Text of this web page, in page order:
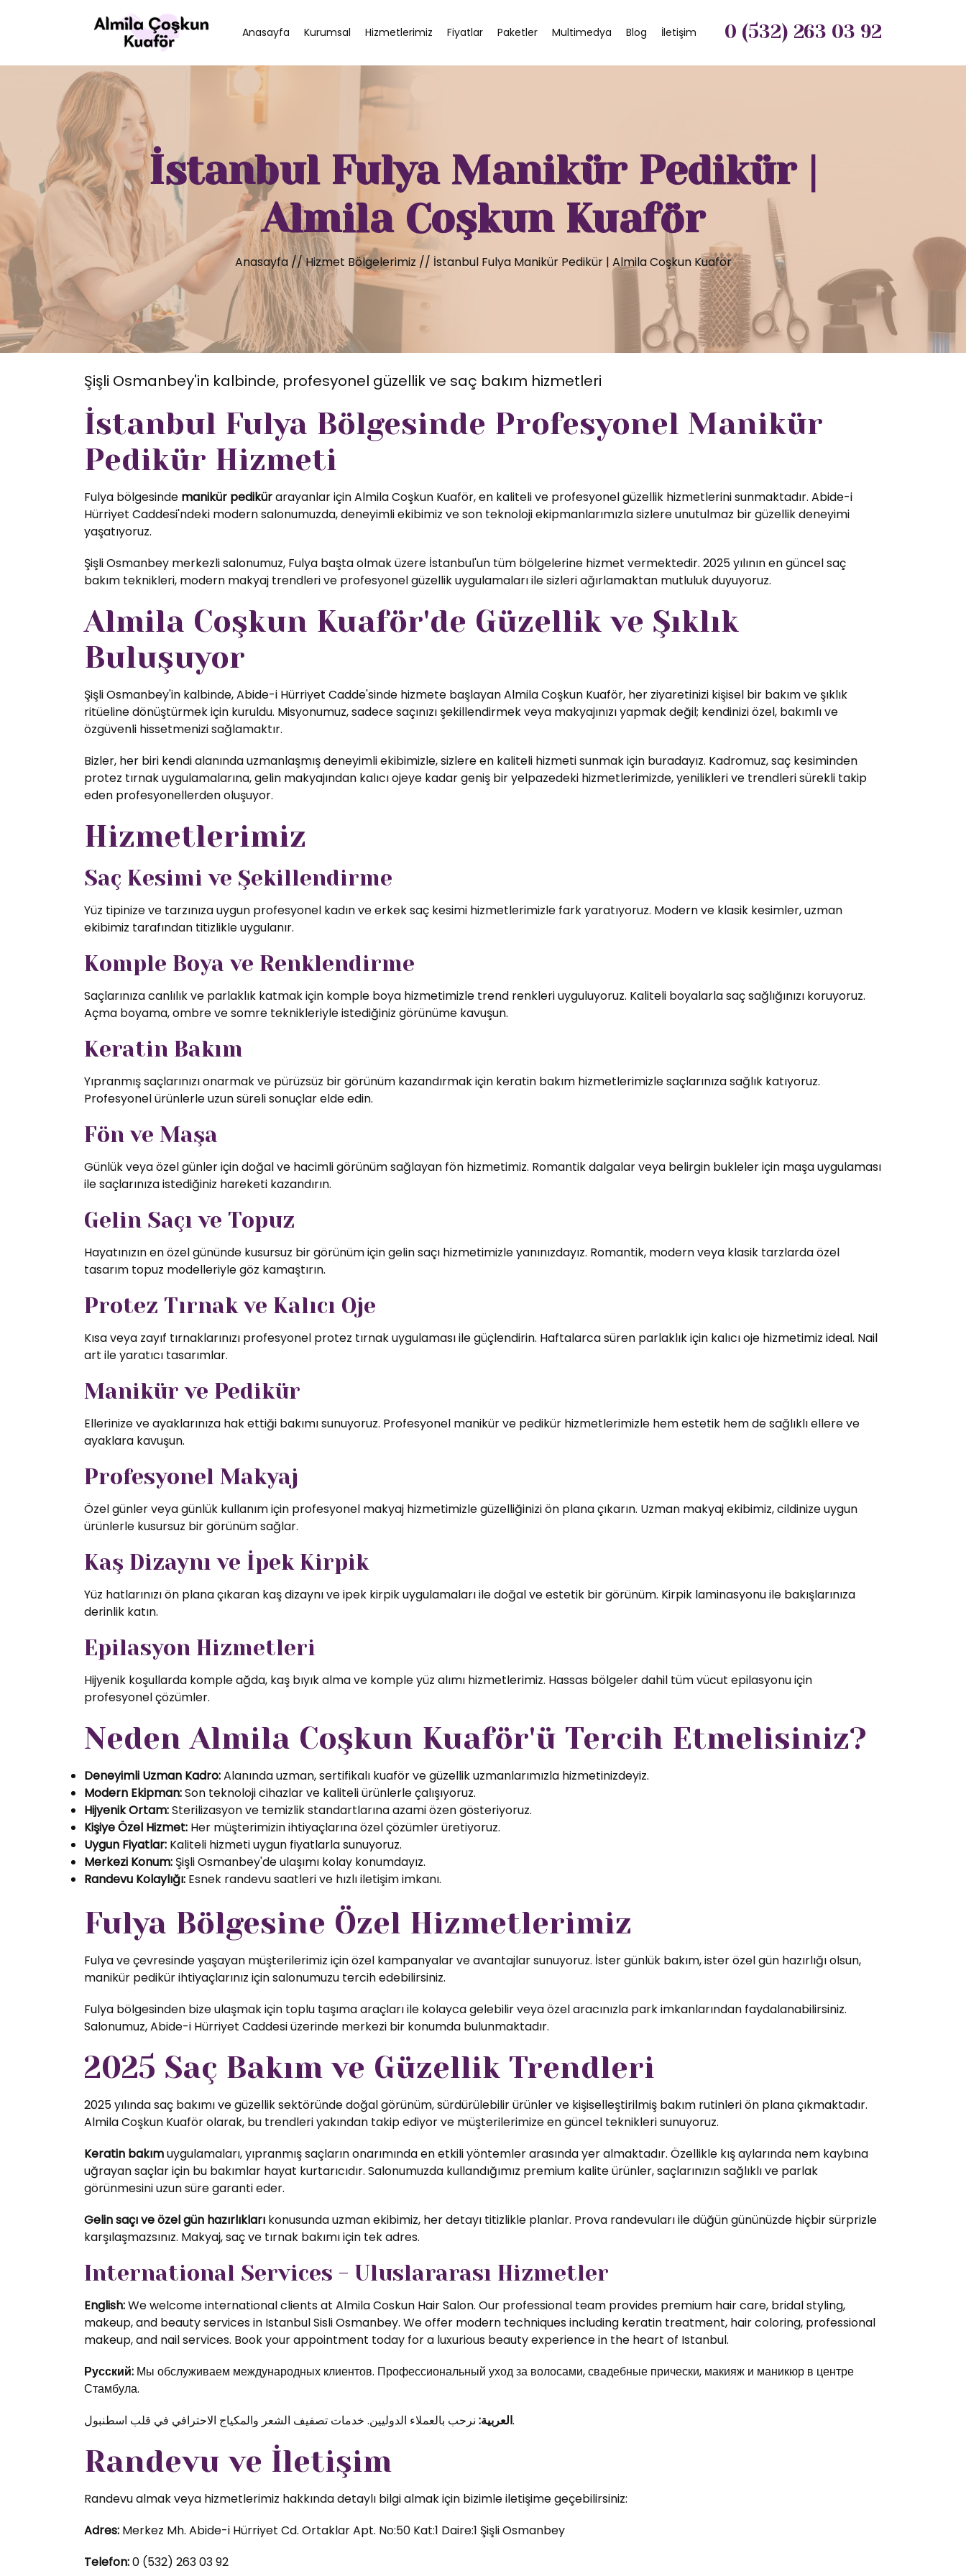
0 (532) 263 03 92
Anasayfa Kurumsal Hizmetlerimiz Fiyatlar Paketler Multimedya Blog İletişim
İstanbul Fulya Manikür Pedikür |
Almila Coşkun Kuaför
Anasayfa//Hizmet Bölgelerimiz // İstanbul Fulya Manikür Pedikür | Almila Coşkun Kuaför
Şişli Osmanbey'in kalbinde, profesyonel güzellik ve saç bakım hizmetleri
İstanbul Fulya Bölgesinde Profesyonel Manikür
Pedikür Hizmeti
Fulya bölgesinde manikür pedikürarayanlar için Almila Coşkun Kuaför, en kaliteli ve profesyonel güzellik hizmetlerini sunmaktadır. Abide-i
Hürriyet Caddesi'ndeki modern salonumuzda, deneyimli ekibimiz ve son teknoloji ekipmanlarımızla sizlere unutulmaz bir güzellik deneyimi
yaşatıyoruz.
Şişli Osmanbey merkezli salonumuz, Fulya başta olmak üzere İstanbul'un tüm bölgelerine hizmet vermektedir. 2025 yılının en güncel saç
bakım teknikleri, modern makyaj trendleri ve profesyonel güzellik uygulamaları ile sizleri ağırlamaktan mutluluk duyuyoruz.
Almila Coşkun Kuaför'de Güzellik ve Şıklık
Buluşuyor
Şişli Osmanbey'in kalbinde, Abide-i Hürriyet Cadde'sinde hizmete başlayan Almila Coşkun Kuaför, her ziyaretinizi kişisel bir bakım ve şıklık
ritüeline dönüştürmek için kuruldu. Misyonumuz, sadece saçınızı şekillendirmek veya makyajınızı yapmak değil; kendinizi özel, bakımlı ve
özgüvenli hissetmenizi sağlamaktır.
Bizler, her biri kendi alanında uzmanlaşmış deneyimli ekibimizle, sizlere en kaliteli hizmeti sunmak için buradayız. Kadromuz, saç kesiminden
protez tırnak uygulamalarına, gelin makyajından kalıcı ojeye kadar geniş bir yelpazedeki hizmetlerimizde, yenilikleri ve trendleri sürekli takip
eden profesyonellerden oluşuyor.
Hizmetlerimiz
Saç Kesimi ve Şekillendirme
Yüz tipinize ve tarzınıza uygun profesyonel kadın ve erkek saç kesimi hizmetlerimizle fark yaratıyoruz. Modern ve klasik kesimler, uzman
ekibimiz tarafından titizlikle uygulanır.
Komple Boya ve Renklendirme
Saçlarınıza canlılık ve parlaklık katmak için komple boya hizmetimizle trend renkleri uyguluyoruz. Kaliteli boyalarla saç sağlığınızı koruyoruz.
Açma boyama, ombre ve somre teknikleriyle istediğiniz görünüme kavuşun.
Keratin Bakım
Yıpranmış saçlarınızı onarmak ve pürüzsüz bir görünüm kazandırmak için keratin bakım hizmetlerimizle saçlarınıza sağlık katıyoruz.
Profesyonel ürünlerle uzun süreli sonuçlar elde edin.
Fön ve Maşa
Günlük veya özel günler için doğal ve hacimli görünüm sağlayan fön hizmetimiz. Romantik dalgalar veya belirgin bukleler için maşa uygulaması
ile saçlarınıza istediğiniz hareketi kazandırın.
Gelin Saçı ve Topuz
Hayatınızın en özel gününde kusursuz bir görünüm için gelin saçı hizmetimizle yanınızdayız. Romantik, modern veya klasik tarzlarda özel
tasarım topuz modelleriyle göz kamaştırın.
Protez Tırnak ve Kalıcı Oje
Kısa veya zayıf tırnaklarınızı profesyonel protez tırnak uygulaması ile güçlendirin. Haftalarca süren parlaklık için kalıcı oje hizmetimiz ideal. Nail
art ile yaratıcı tasarımlar.
Manikür ve Pedikür
Ellerinize ve ayaklarınıza hak ettiği bakımı sunuyoruz. Profesyonel manikür ve pedikür hizmetlerimizle hem estetik hem de sağlıklı ellere ve
ayaklara kavuşun.
Profesyonel Makyaj
Özel günler veya günlük kullanım için profesyonel makyaj hizmetimizle güzelliğinizi ön plana çıkarın. Uzman makyaj ekibimiz, cildinize uygun
ürünlerle kusursuz bir görünüm sağlar.
Kaş Dizaynı ve İpek Kirpik
Yüz hatlarınızı ön plana çıkaran kaş dizaynı ve ipek kirpik uygulamaları ile doğal ve estetik bir görünüm. Kirpik laminasyonu ile bakışlarınıza
derinlik katın.
Epilasyon Hizmetleri
Hijyenik koşullarda komple ağda, kaş bıyık alma ve komple yüz alımı hizmetlerimiz. Hassas bölgeler dahil tüm vücut epilasyonu için
profesyonel çözümler.
Neden Almila Coşkun Kuaför'ü Tercih Etmelisiniz?
Deneyimli Uzman Kadro:Alanında uzman, sertifikalı kuaför ve güzellik uzmanlarımızla hizmetinizdeyiz.
Modern Ekipman:Son teknoloji cihazlar ve kaliteli ürünlerle çalışıyoruz.
Hijyenik Ortam:Sterilizasyon ve temizlik standartlarına azami özen gösteriyoruz.
Kişiye Özel Hizmet: Her müşterimizin ihtiyaçlarına özel çözümler üretiyoruz.
Uygun Fiyatlar: Kaliteli hizmeti uygun fiyatlarla sunuyoruz.
Merkezi Konum: Şişli Osmanbey'de ulaşımı kolay konumdayız.
Randevu Kolaylığı: Esnek randevu saatleri ve hızlı iletişim imkanı.
Fulya Bölgesine Özel Hizmetlerimiz
Fulya ve çevresinde yaşayan müşterilerimiz için özel kampanyalar ve avantajlar sunuyoruz. İster günlük bakım, ister özel gün hazırlığı olsun,
manikür pedikür ihtiyaçlarınız için salonumuzu tercih edebilirsiniz.
Fulya bölgesinden bize ulaşmak için toplu taşıma araçları ile kolayca gelebilir veya özel aracınızla park imkanlarından faydalanabilirsiniz.
Salonumuz, Abide-i Hürriyet Caddesi üzerinde merkezi bir konumda bulunmaktadır.
2025 Saç Bakım ve Güzellik Trendleri
2025 yılında saç bakımı ve güzellik sektöründe doğal görünüm, sürdürülebilir ürünler ve kişiselleştirilmiş bakım rutinleri ön plana çıkmaktadır.
Almila Coşkun Kuaför olarak, bu trendleri yakından takip ediyor ve müşterilerimize en güncel teknikleri sunuyoruz.
Keratin bakımuygulamaları, yıpranmış saçların onarımında en etkili yöntemler arasında yer almaktadır. Özellikle kış aylarında nem kaybına
uğrayan saçlar için bu bakımlar hayat kurtarıcıdır. Salonumuzda kullandığımız premium kalite ürünler, saçlarınızın sağlıklı ve parlak
görünmesini uzun süre garanti eder.
Gelin saçı ve özel gün hazırlıkları konusunda uzman ekibimiz, her detayı titizlikle planlar. Prova randevuları ile düğün gününüzde hiçbir sürprizle
karşılaşmazsınız. Makyaj, saç ve tırnak bakımı için tek adres.
International Services - Uluslararası Hizmetler
English:We welcome international clients at Almila Coskun Hair Salon. Our professional team provides premium hair care, bridal styling,
makeup, and beauty services in Istanbul Sisli Osmanbey. We offer modern techniques including keratin treatment, hair coloring, professional
makeup, and nail services. Book your appointment today for a luxurious beauty experience in the heart of Istanbul.
Русский: Мы обслуживаем международных клиентов. Профессиональный уход за волосами, свадебные прически, макияж и маникюр в центре
Стамбула.
العربية:نرحب بالعملاء الدوليين. خدمات تصفيف الشعر والمكياج الاحترافي في قلب اسطنبول.
Randevu ve İletişim
Randevu almak veya hizmetlerimiz hakkında detaylı bilgi almak için bizimle iletişime geçebilirsiniz:
Adres: Merkez Mh. Abide-i Hürriyet Cd. Ortaklar Apt. No:50 Kat:1 Daire:1 Şişli Osmanbey
Telefon:0 (532) 263 03 92